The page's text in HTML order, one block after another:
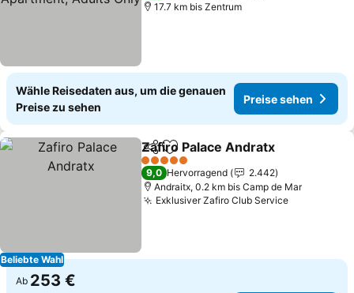
17.7 km bis Zentrum
Wähle Reisedaten aus, um die genauen
Preise zu sehen
Preise sehen
Beliebte Wahl
TeilenZu Favoriten hinzufügen
Zafiro Palace Andratx
5 Sterne
9,0 Hervorragend
2.442
Andraitx, 0.2 km bis Camp de Mar
Exklusiver Zafiro Club Service
Ab 253 €